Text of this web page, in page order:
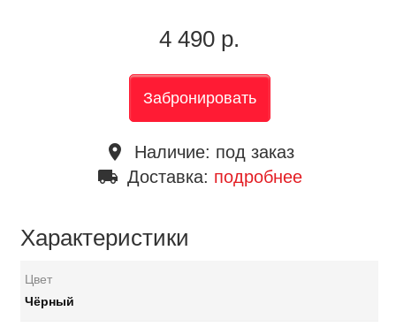
4 490 р.
Забронировать
place Наличие: под заказ
local_shipping Доставка: подробнее
Характеристики
Цвет
Чёрный